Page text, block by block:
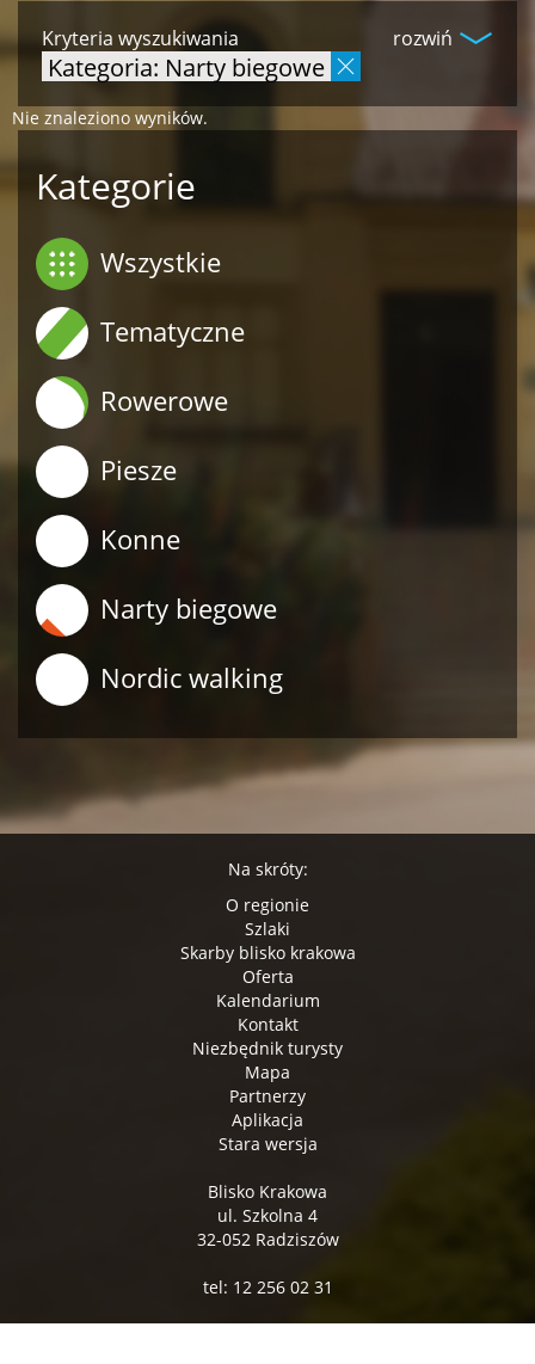
rozwiń
Kryteria wyszukiwania
Kategoria: Narty biegowe
Nie znaleziono wyników.
Kategorie
Wszystkie
Tematyczne
Rowerowe
Piesze
Konne
Narty biegowe
Nordic walking
Na skróty:
O regionie
Szlaki
Skarby blisko krakowa
Oferta
Kalendarium
Kontakt
Niezbędnik turysty
Mapa
Partnerzy
Aplikacja
Stara wersja
Blisko Krakowa
ul. Szkolna 4
32-052 Radziszów
tel: 12 256 02 31